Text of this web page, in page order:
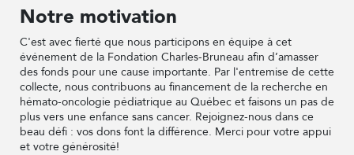
Notre motivation
C'est avec fierté que nous participons en équipe à cet
événement de la Fondation Charles-Bruneau afin d’amasser
des fonds pour une cause importante. Par l'entremise de cette
collecte, nous contribuons au financement de la recherche en
hémato-oncologie pédiatrique au Québec et faisons un pas de
plus vers une enfance sans cancer. Rejoignez-nous dans ce
beau défi : vos dons font la différence. Merci pour votre appui
et votre générosité!